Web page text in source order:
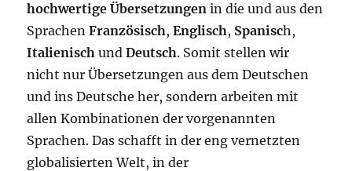
hochwertige Übersetzungen in die und aus den
SprachenFranzösisch,Englisch, Spanisch,
Italienisch undDeutsch. Somit stellen wir
nicht nur Übersetzungen aus dem Deutschen
und ins Deutsche her, sondern arbeiten mit
allen Kombinationen der vorgenannten
Sprachen. Das schafft in der eng vernetzten
globalisierten Welt, in der